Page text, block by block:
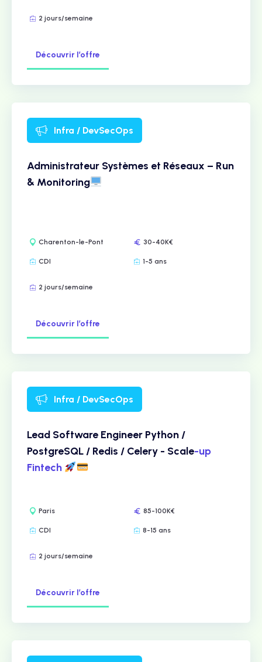
2 jours/semaine
Découvrir l’offre
Infra / DevSecOps
Administrateur Systèmes et Réseaux – Run
& Monitoring
Charenton-le-Pont 30-40K€
CDI 1-5 ans
2 jours/semaine
Découvrir l’offre
Infra / DevSecOps
Lead Software Engineer Python /
PostgreSQL / Redis / Celery - Scale-up
Fintech
Paris 85-100K€
CDI 8-15 ans
2 jours/semaine
Découvrir l’offre